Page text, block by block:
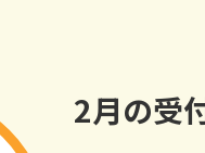
2月の受